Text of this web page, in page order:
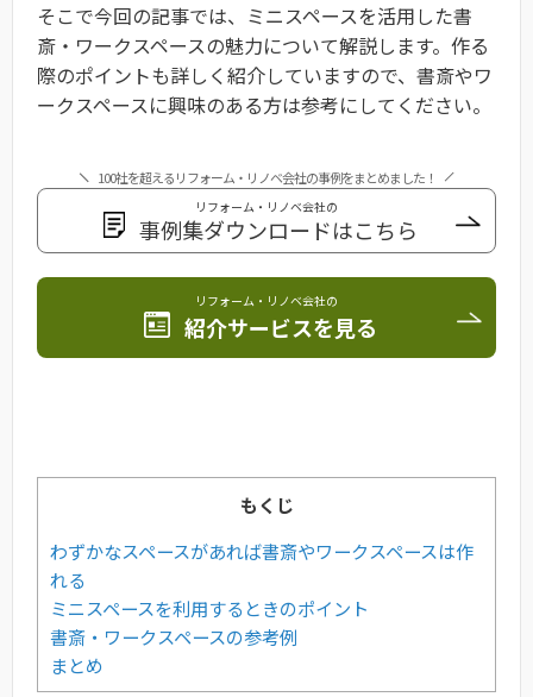
そこで今回の記事では、ミニスペースを活用した書
斎・ワークスペースの魅力について解説します。作る
際のポイントも詳しく紹介していますので、書斎やワ
ークスペースに興味のある方は参考にしてください。
100社を超えるリフォーム・リノベ会社の事例をまとめました！
リフォーム・リノベ会社の
事例集ダウンロードはこちら
リフォーム・リノベ会社の
紹介サービスを見る
もくじ
わずかなスペースがあれば書斎やワークスペースは作
れる
ミニスペースを利用するときのポイント
書斎・ワークスペースの参考例
まとめ